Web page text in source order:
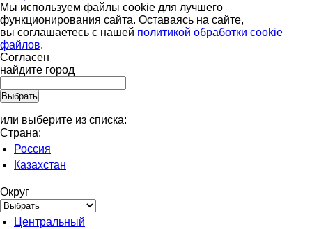
Мы используем файлы cookie для лучшего
функционирования сайта. Оставаясь на сайте,
вы соглашаетесь с нашей политикой обработки cookie
файлов.
Согласен
найдите город
или выберите из списка:
Страна:
Россия
Казахстан
Округ
Центральный